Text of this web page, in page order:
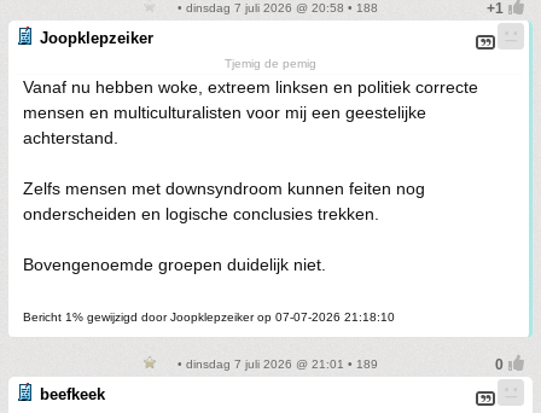
• dinsdag 7 juli 2026 @ 20:58 • 188
Joopklepzeiker
Tjemig de pemig
Vanaf nu hebben woke, extreem linksen en politiek correcte
mensen en multiculturalisten voor mij een geestelijke
achterstand.
Zelfs mensen met downsyndroom kunnen feiten nog
onderscheiden en logische conclusies trekken.
Bovengenoemde groepen duidelijk niet.
Bericht 1% gewijzigd door Joopklepzeiker op 07-07-2026 21:18:10
• dinsdag 7 juli 2026 @ 21:01 • 189
beefkeek